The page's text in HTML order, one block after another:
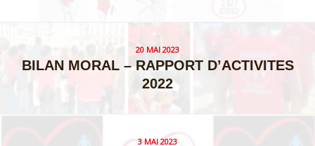
20 MAI 2023
BILAN MORAL – RAPPORT D’ACTIVITES
2022
3 MAI 2023